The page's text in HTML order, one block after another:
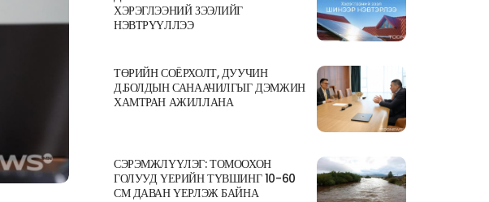
ХЭРЭГЛЭЭНИЙ ЗЭЭЛИЙГ
НЭВТРҮҮЛЛЭЭ
ТӨРИЙН СОЁРХОЛТ, ДУУЧИН
Д.БОЛДЫН САНААЧИЛГЫГ ДЭМЖИН
ХАМТРАН АЖИЛЛАНА
СЭРЭМЖЛҮҮЛЭГ: ТОМООХОН
ГОЛУУД ҮЕРИЙН ТҮВШИНГ 10-60
СМ ДАВАН ҮЕРЛЭЖ БАЙНА